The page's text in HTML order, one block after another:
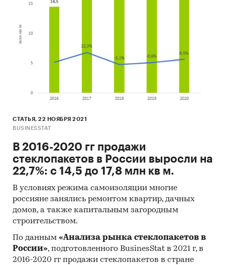
СТАТЬЯ, 22 НОЯБРЯ 2021
BUSINESSTAT
В 2016-2020 гг продажи
стеклопакетов в России выросли на
22,7%: с 14,5 до 17,8 млн кв м.
В условиях режима самоизоляции многие
россияне занялись ремонтом квартир, дачных
домов, а также капитальным загородным
строительством.
По данным «Анализа рынка стеклопакетов в
России», подготовленного BusinesStat в 2021 г, в
2016-2020 гг продажи стеклопакетов в стране